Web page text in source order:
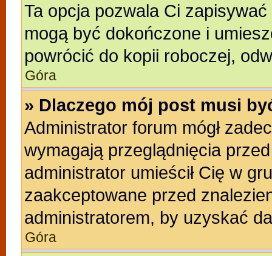
Ta opcja pozwala Ci
mogą być dokończone i
powrócić do kopii roboczej,
Góra
» Dlaczego mój post musi
Administrator forum mógł
wymagają przeglądnięcia
administrator umieścił Cię w
zaakceptowane przed
administratorem, by uzyskać
Góra